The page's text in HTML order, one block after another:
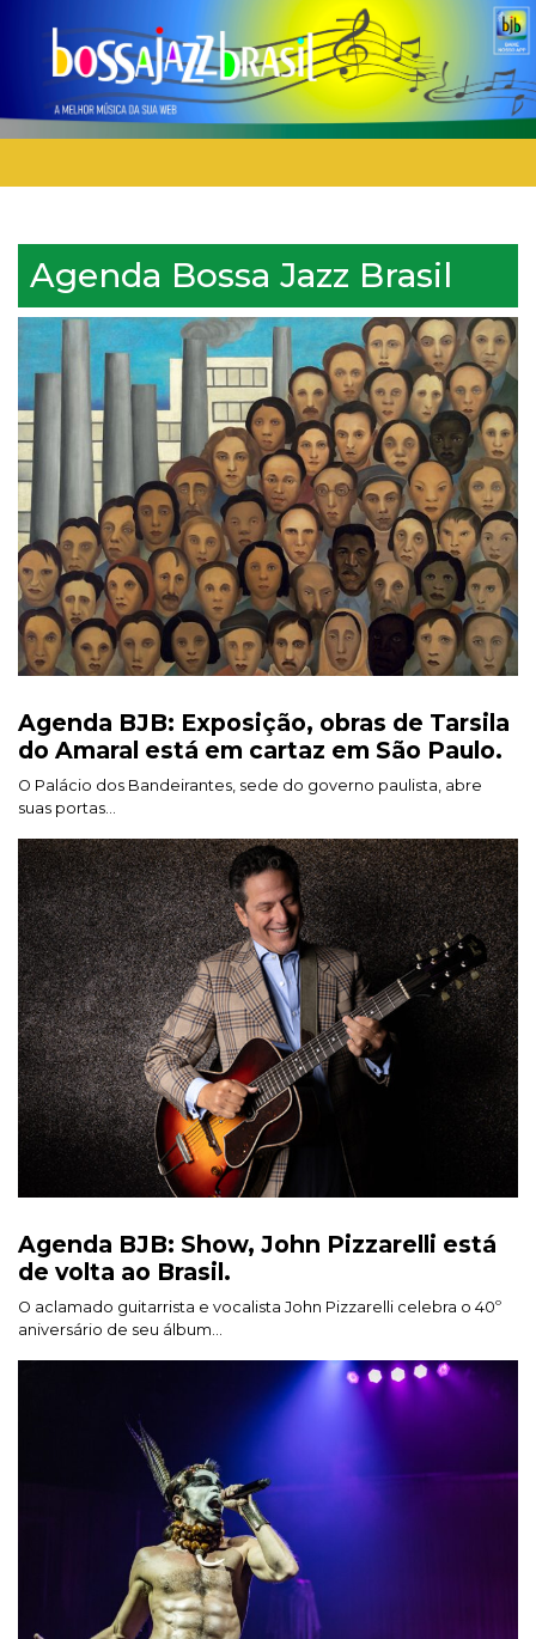
Agenda Bossa Jazz Brasil
Agenda BJB: Exposição, obras de Tarsila
do Amaral está em cartaz em São Paulo.
O Palácio dos Bandeirantes, sede do governo paulista, abre
suas portas...
Agenda BJB: Show, John Pizzarelli está
de volta ao Brasil.
O aclamado guitarrista e vocalista John Pizzarelli celebra o 40º
aniversário de seu álbum...